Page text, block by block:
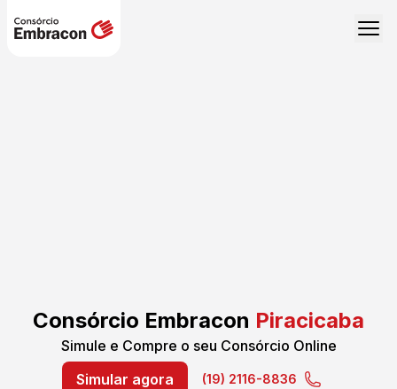
Consórcio Embracon Piracicaba
Simule e Compre o seu Consórcio Online
Simular agora
(19) 2116-8836